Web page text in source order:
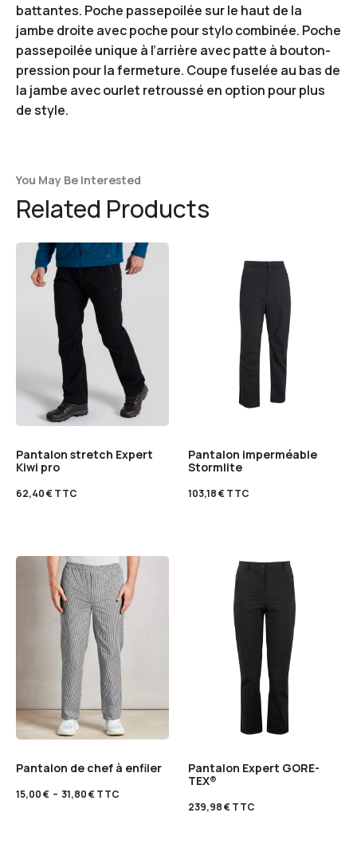
battantes. Poche passepoilée sur le haut de la
jambe droite avec poche pour stylo combinée. Poche
passepoilée unique à l’arrière avec patte à bouton-
pression pour la fermeture. Coupe fuselée au bas de
la jambe avec ourlet retroussé en option pour plus
de style.
You May Be Interested
Related Products
Pantalon stretch Expert
Kiwi pro
62,40€TTC
Pantalon imperméable
Stormlite
103,18€TTC
Pantalon de chef à enfiler
15,00€ – 31,80€TTC
Pantalon Expert GORE-
TEX®
239,98€TTC